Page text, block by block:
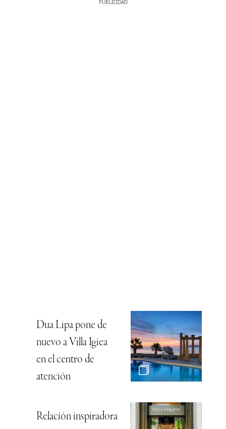
Dua Lipa pone de
nuevo a Villa Igiea
en el centro de
atención
Relación inspiradora